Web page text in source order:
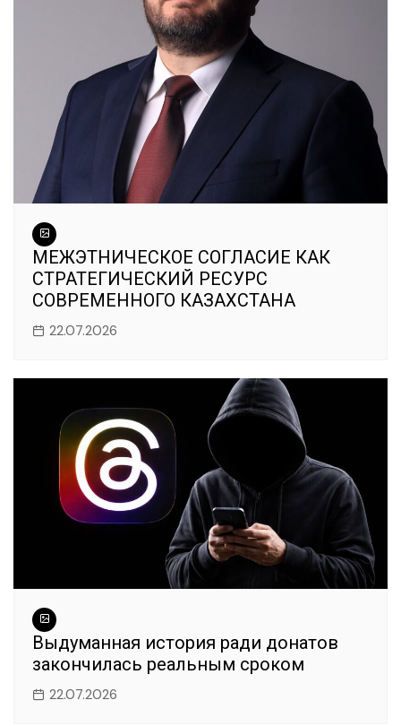
МЕЖЭТНИЧЕСКОЕ СОГЛАСИЕ КАК
СТРАТЕГИЧЕСКИЙ РЕСУРС
СОВРЕМЕННОГО КАЗАХСТАНА
22.07.2026
Выдуманная история ради донатов
закончилась реальным сроком
22.07.2026